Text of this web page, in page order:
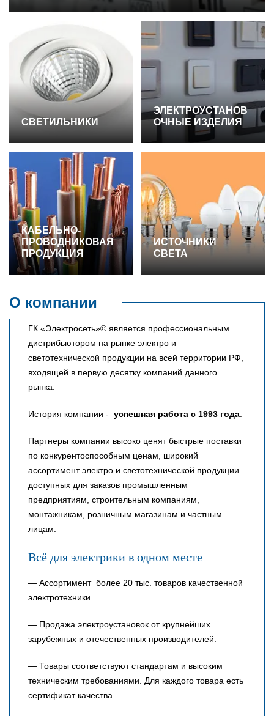
СВЕТИЛЬНИКИ
ЭЛЕКТРОУСТАНОВ
ОЧНЫЕ ИЗДЕЛИЯ
КАБЕЛЬНО-
ПРОВОДНИКОВАЯ
ПРОДУКЦИЯ
ИСТОЧНИКИ
СВЕТА
О компании
ГК «Электросеть»© является профессиональным
дистрибьютором на рынке электро и
светотехнической продукции на всей территории РФ,
входящей в первую десятку компаний данного
рынка.
История компании - успешная работа с 1993 года.
Партнеры компании высоко ценят быстрые поставки
по конкурентоспособным ценам, широкий
ассортимент электро и светотехнической продукции
доступных для заказов промышленным
предприятиям, строительным компаниям,
монтажникам, розничным магазинам и частным
лицам.
Всё для электрики в одном месте
— Ассортимент более 20 тыс. товаров качественной
электротехники
— Продажа электроустановок от крупнейших
зарубежных и отечественных производителей.
— Товары соответствуют стандартам и высоким
техническим требованиями. Для каждого товара есть
сертификат качества.